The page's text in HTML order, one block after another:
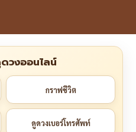
วงออนไลน์
กราฟชีวิต
ดูดวงเบอร์โทรศัพท์